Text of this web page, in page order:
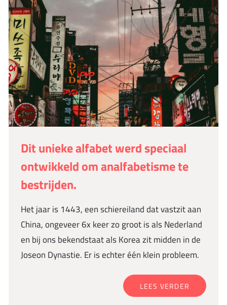
Dit unieke alfabet werd speciaal
ontwikkeld om analfabetisme te
bestrijden.
Het jaar is 1443, een schiereiland dat vastzit aan
China, ongeveer 6x keer zo groot is als Nederland
en bij ons bekendstaat als Korea zit midden in de
Joseon Dynastie. Er is echter één klein probleem.
LEES VERDER